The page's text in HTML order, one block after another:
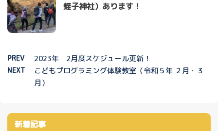
蛭子神社）あります！
PREV 2023年 2月度スケジュール更新！
NEXT
こどもプログラミング体験教室（令和５年 ２月・３
月）
新着記事